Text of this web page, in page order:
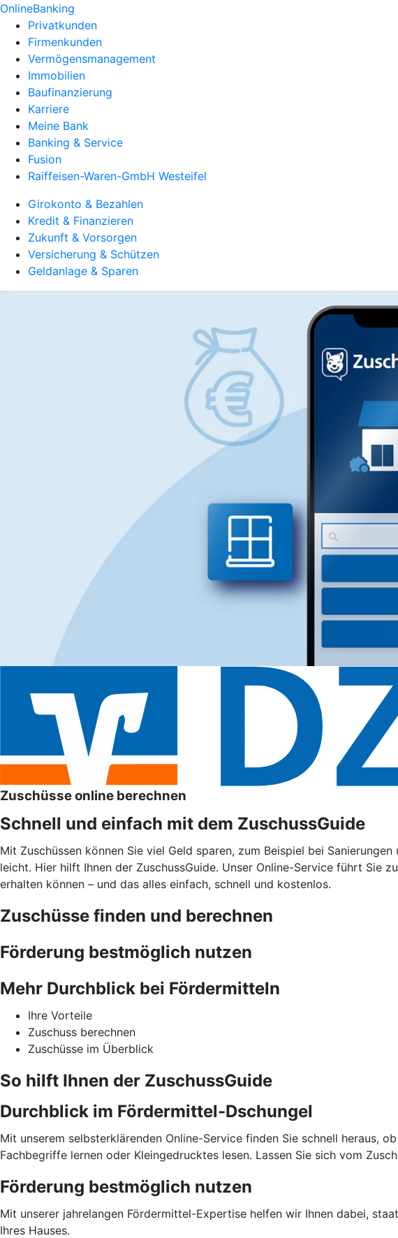
OnlineBanking
Privatkunden
Firmenkunden
Vermögensmanagement
Immobilien
Baufinanzierung
Karriere
Meine Bank
Banking & Service
Fusion
Raiffeisen-Waren-GmbH Westeifel
Girokonto & Bezahlen
Kredit & Finanzieren
Zukunft & Vorsorgen
Versicherung & Schützen
Geldanlage & Sparen
Zuschüsse online berechnen
Schnell und einfach mit dem ZuschussGuide
Mit Zuschüssen können Sie viel Geld sparen, zum Beispiel bei
leicht. Hier hilft Ihnen der ZuschussGuide. Unser Online-Service führt Sie
erhalten können – und das alles einfach, schnell und kostenlos.
Zuschüsse finden und berechnen
Förderung bestmöglich nutzen
Mehr Durchblick bei Fördermitteln
Ihre Vorteile
Zuschuss berechnen
Zuschüsse im Überblick
So hilft Ihnen der ZuschussGuide
Durchblick im Fördermittel-Dschungel
Mit unserem selbsterklärenden Online-Service finden Sie schnell heraus,
Fachbegriffe lernen oder Kleingedrucktes lesen. Lassen Sie sich vom
Förderung bestmöglich nutzen
Mit unserer jahrelangen Fördermittel-Expertise helfen wir Ihnen dabei,
Ihres Hauses.